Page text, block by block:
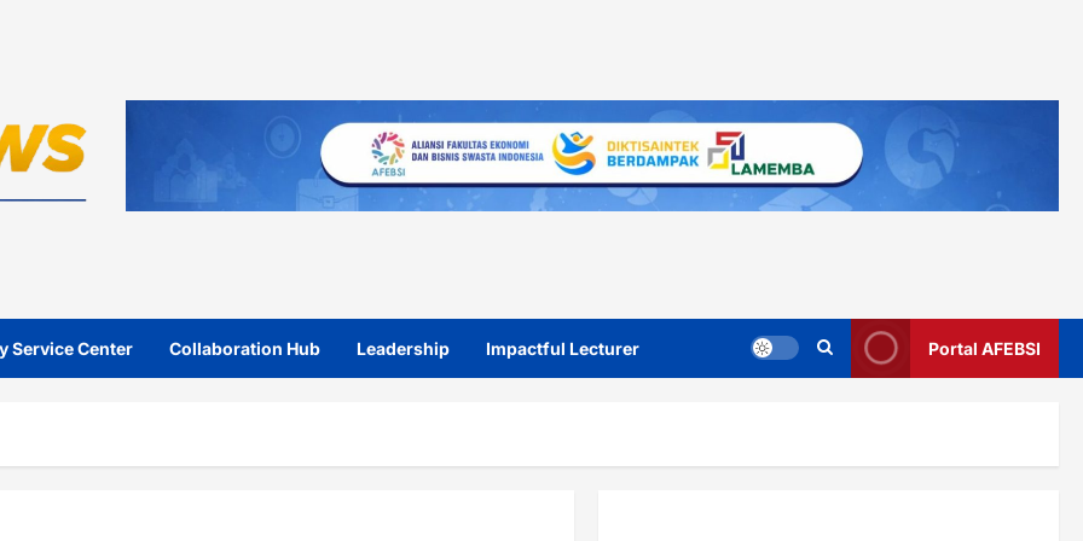
Service Center Collaboration Hub Leadership Impactful Lecturer Portal AFEBSI